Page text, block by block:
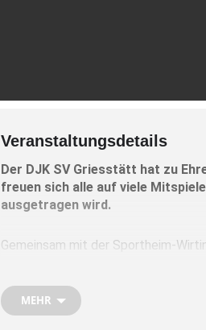
Veranstaltungsdetails
Der DJK SV Griesstätt hat zu
freuen sich alle auf viele
ausgetragen wird.
Gemeinsam mit der Sportheim-
Tolle Preise seien
MEHR